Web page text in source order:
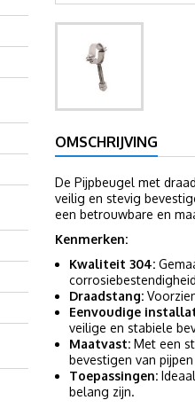
OMSCHRIJVING
De Pijpbeugel met
veilig en stevig
een betrouwbare en
Kenmerken:
Kwaliteit 304:
Draadstang:
Eenvoudige
veilige en stabiele
Maatvast: Met een
bevestigen van
Toepassingen:
belang zijn.